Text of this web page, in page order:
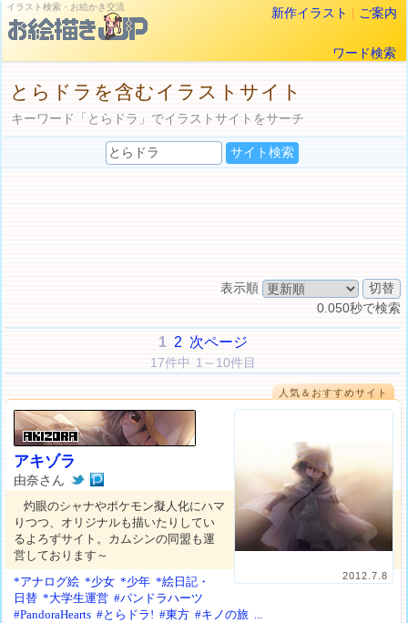
イラスト検索・お絵かき交流 新作イラスト | ご案内
ワード検索
とらドラを含むイラストサイト
キーワード「とらドラ」でイラストサイトをサーチ
表示順
0.050秒で検索
1 2 次ページ
17件中 1～10件目
人気＆おすすめサイト
2012.7.8
アキゾラ
由奈さん
灼眼のシャナやポケモン擬人化にハマ
りつつ、オリジナルも描いたりしてい
るよろずサイト。カムシンの同盟も運
営しております～
*アナログ絵 *少女 *少年 *絵日記・
日替 *大学生運営 #パンドラハーツ
#PandoraHearts #とらドラ! #東方 #キノの旅 ...